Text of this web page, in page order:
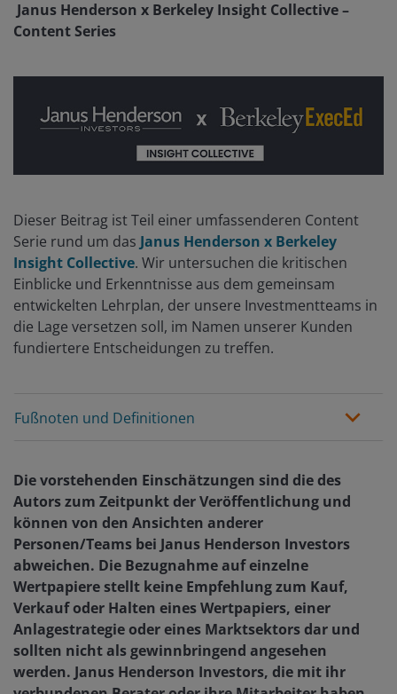
Janus Henderson x Berkeley Insight Collective –
Content Series
Dieser Beitrag ist Teil einer umfassenderen Content
Serie rund um das Janus Henderson x Berkeley
Insight Collective. Wir untersuchen die kritischen
Einblicke und Erkenntnisse aus dem gemeinsam
entwickelten Lehrplan, der unsere Investmentteams in
die Lage versetzen soll, im Namen unserer Kunden
fundiertere Entscheidungen zu treffen.
Fußnoten und Definitionen
Die vorstehenden Einschätzungen sind die des
Autors zum Zeitpunkt der Veröffentlichung und
können von den Ansichten anderer
Personen/Teams bei Janus Henderson Investors
abweichen. Die Bezugnahme auf einzelne
Wertpapiere stellt keine Empfehlung zum Kauf,
Verkauf oder Halten eines Wertpapiers, einer
Anlagestrategie oder eines Marktsektors dar und
sollten nicht als gewinnbringend angesehen
werden. Janus Henderson Investors, die mit ihr